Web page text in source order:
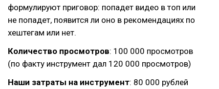
формулируют приговор: попадет видео в топ или
не попадет, появится ли оно в рекомендациях по
хештегам или нет.
Количество просмотров: 100 000 просмотров
(по факту инструмент дал 120 000 просмотров)
Наши затраты на инструмент: 80 000 рублей